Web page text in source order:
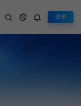
登录